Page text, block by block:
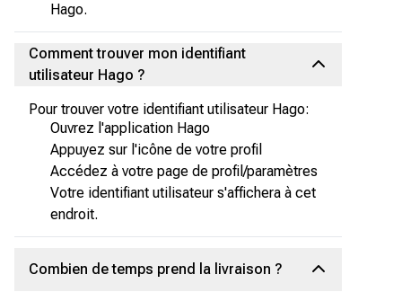
Hago.
Comment trouver mon identifiant
utilisateur Hago ?
Pour trouver votre identifiant utilisateur Hago:
Ouvrez l'application Hago
Appuyez sur l'icône de votre profil
Accédez à votre page de profil/paramètres
Votre identifiant utilisateur s'affichera à cet
endroit.
Combien de temps prend la livraison ?